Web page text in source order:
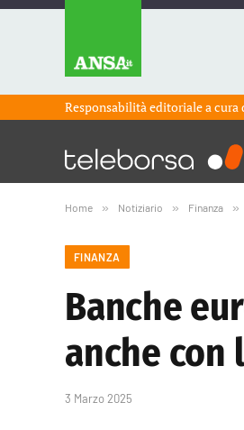
Responsabilità editoriale a cura
Home » Notiziario » Finanza »
FINANZA
Banche
anche con
3 Marzo 2025